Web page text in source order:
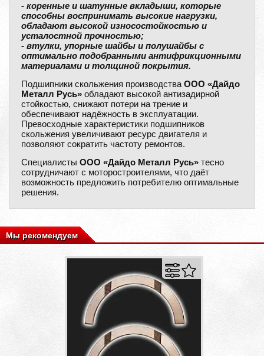
- коренные и шатунные вкладыши, которые
способны воспринимать высокие нагрузки,
обладают высокой износостойкостью и
усталостной прочностью;
- втулки, упорные шайбы и полушайбы с
оптимально подобранными антифрикционными
материалами и толщиной покрытия.
Подшипники скольжения производства ООО «Дайдо
Металл Русь» обладают высокой антизадирной
стойкостью, снижают потери на трение и
обеспечивают надёжность в эксплуатации.
Превосходные характеристики подшипников
скольжения увеличивают ресурс двигателя и
позволяют сократить частоту ремонтов.
Специалисты ООО «Дайдо Металл Русь» тесно
сотрудничают с моторостроителями, что даёт
возможность предложить потребителю оптимальные
решения.
Мы рекомендуем